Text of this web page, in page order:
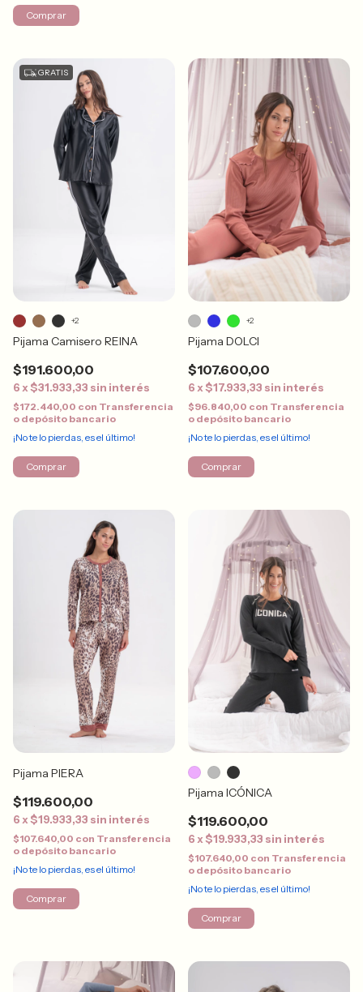
Comprar
GRATIS
Pijama Camisero REINA
$191.600,00
6x$31.933,33 sin interés
$172.440,00 con Transferencia
o depósito bancario
¡No te lo pierdas, es el último!
+2
Comprar
Pijama DOLCI
$107.600,00
6x$17.933,33 sin interés
$96.840,00 con Transferencia
o depósito bancario
¡No te lo pierdas, es el último!
+2
Comprar
Pijama PIERA
$119.600,00
6x$19.933,33 sin interés
$107.640,00 con Transferencia
o depósito bancario
¡No te lo pierdas, es el último!
Comprar
Pijama ICÓNICA
$119.600,00
6x$19.933,33 sin interés
$107.640,00 con Transferencia
o depósito bancario
¡No te lo pierdas, es el último!
Comprar